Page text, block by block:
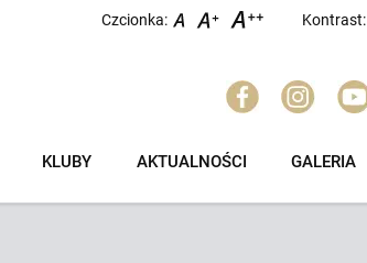
Czcionka: Kontrast:
KLUBY AKTUALNOŚCI GALERIA